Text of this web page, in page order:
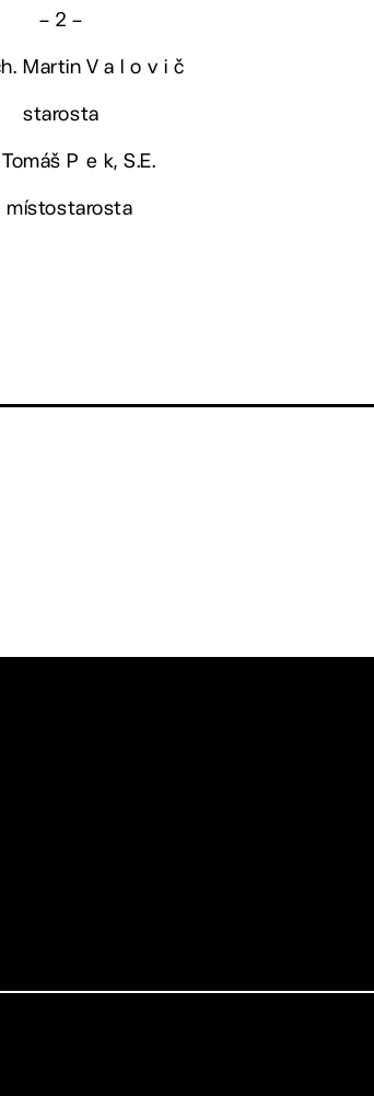
– 2 –
Martin V a l o v i č
starosta
P e k, S.E.
místostarosta